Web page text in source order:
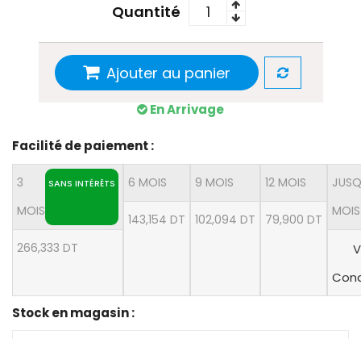
Quantité
Ajouter au panier
En Arrivage
Facilité de paiement :
3
MOIS
SANS INTÉRÊTS
266,333 DT
6 MOIS
143,154 DT
9 MOIS
102,094 DT
12 MOIS
79,900 DT
MOIS
Stock en magasin :